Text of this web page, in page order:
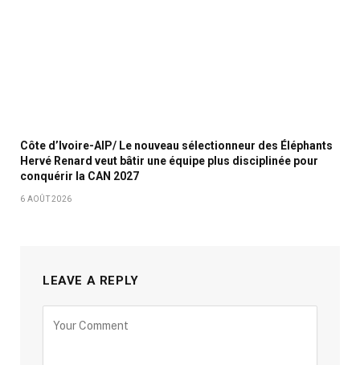
Côte d’Ivoire-AIP/ Le nouveau sélectionneur des Éléphants
Hervé Renard veut bâtir une équipe plus disciplinée pour
conquérir la CAN 2027
6 AOÛT 2026
LEAVE A REPLY